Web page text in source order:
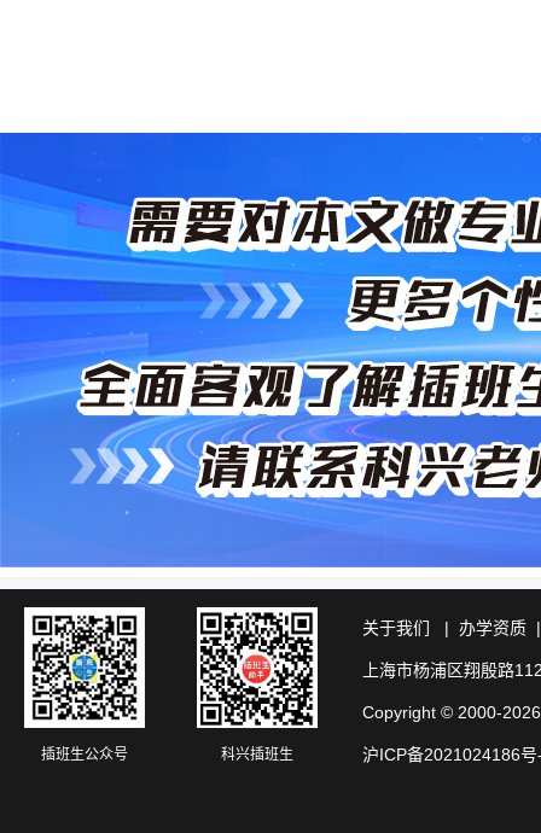
插班生公众号 科兴插班生
关于我们 | 办学资质
上海市杨浦区翔殷路
Copyright © 2000-
沪ICP备2021024186号